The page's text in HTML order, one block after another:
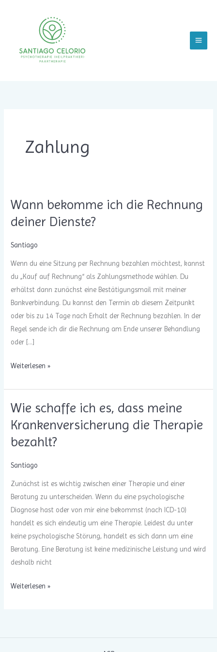
Zahlung
Wann bekomme ich die Rechnung
deiner Dienste?
Santiago
Wenn du eine Sitzung per Rechnung bezahlen möchtest, kannst
du „Kauf auf Rechnung“ als Zahlungsmethode wählen. Du
erhältst dann zunächst eine Bestätigungsmail mit meiner
Bankverbindung. Du kannst den Termin ab diesem Zeitpunkt
oder bis zu 14 Tage nach Erhalt der Rechnung bezahlen. In der
Regel sende ich dir die Rechnung am Ende unserer Behandlung
oder […]
Wann
ich
die
deiner
Dienste?
Weiterlesen »
Wie schaffe ich es, dass meine
Krankenversicherung die Therapie
bezahlt?
Santiago
Zunächst ist es wichtig zwischen einer Therapie und einer
Beratung zu unterscheiden. Wenn du eine psychologische
Diagnose hast oder von mir eine bekommst (nach ICD-10)
handelt es sich eindeutig um eine Therapie. Leidest du unter
keine psychologische Störung, handelt es sich dann um eine
Beratung. Eine Beratung ist keine medizinische Leistung und wird
deshalb nicht
Wie
Weiterlesen »